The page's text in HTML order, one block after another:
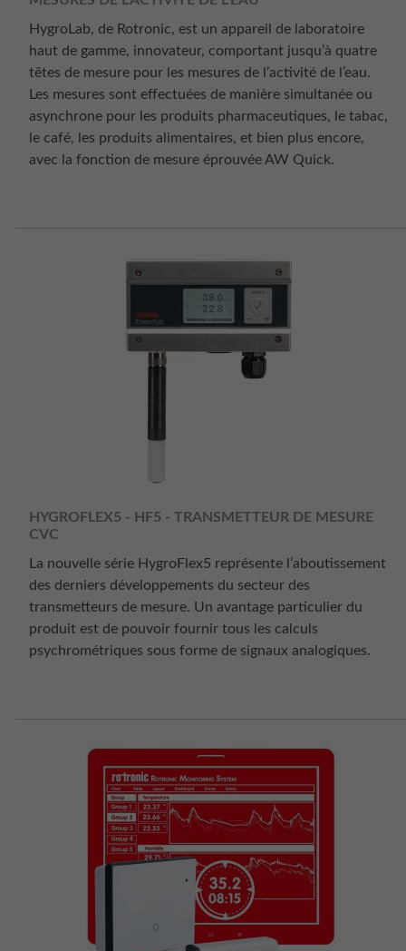
HygroLab, de Rotronic, est un appareil de laboratoire
haut de gamme, innovateur, comportant jusqu’à quatre
têtes de mesure pour les mesures de l’activité de l’eau.
Les mesures sont effectuées de manière simultanée ou
asynchrone pour les produits pharmaceutiques, le tabac,
le café, les produits alimentaires, et bien plus encore,
avec la fonction de mesure éprouvée AW Quick.
HYGROFLEX5 - HF5 - TRANSMETTEUR DE MESURE
CVC
La nouvelle série HygroFlex5 représente l’aboutissement
des derniers développements du secteur des
transmetteurs de mesure. Un avantage particulier du
produit est de pouvoir fournir tous les calculs
psychrométriques sous forme de signaux analogiques.